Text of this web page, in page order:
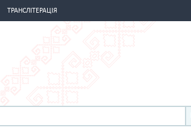
ТРАНСЛІТЕРАЦІЯ